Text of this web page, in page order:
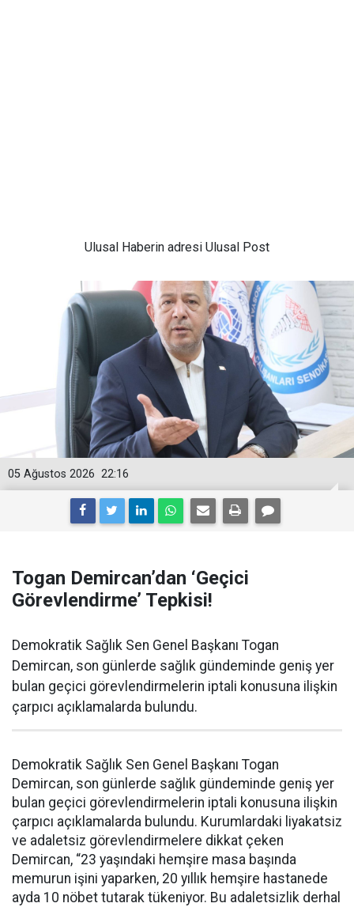
Ulusal Haberin adresi Ulusal Post
22:16
05 Ağustos 2026
Togan Demircan’dan ‘Geçici
Görevlendirme’ Tepkisi!
Demokratik Sağlık Sen Genel Başkanı Togan
Demircan, son günlerde sağlık gündeminde geniş yer
bulan geçici görevlendirmelerin iptali konusuna ilişkin
çarpıcı açıklamalarda bulundu.
Demokratik Sağlık Sen Genel Başkanı Togan
Demircan, son günlerde sağlık gündeminde geniş yer
bulan geçici görevlendirmelerin iptali konusuna ilişkin
çarpıcı açıklamalarda bulundu. Kurumlardaki liyakatsiz
ve adaletsiz görevlendirmelere dikkat çeken
Demircan, “23 yaşındaki hemşire masa başında
memurun işini yaparken, 20 yıllık hemşire hastanede
ayda 10 nöbet tutarak tükeniyor. Bu adaletsizlik derhal